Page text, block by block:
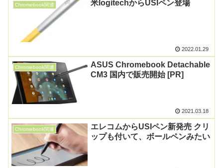
Chromebook関連 米logitechからUSIペン登場
2022.01.29
Chromebook関連
ASUS Chromebook Detachable
CM3 国内で販売開始 [PR]
2021.03.18
Chromebook関連
エレコムからUSIペン新発売 クリ
ップも付いて、ボールペンみたい